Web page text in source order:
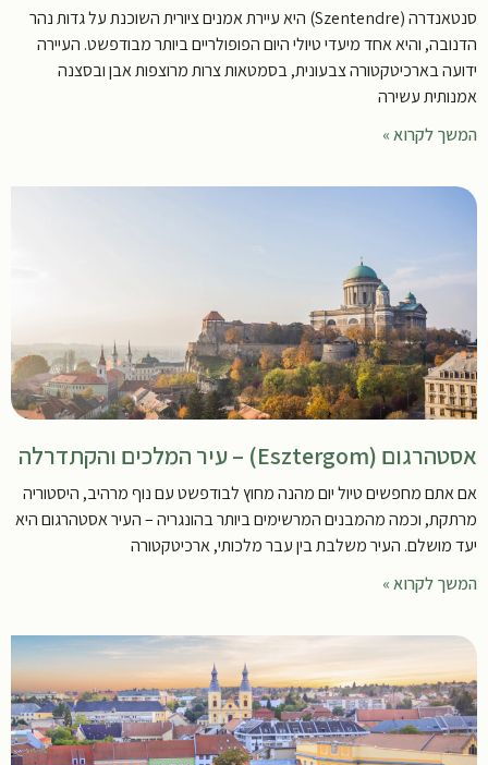
סנטאנדרה (Szentendre) היא עיירת אמנים ציורית השוכנת על גדות נהר
הדנובה, והיא אחד מיעדי טיולי היום הפופולריים ביותר מבודפשט. העיירה
ידועה בארכיטקטורה צבעונית, בסמטאות צרות מרוצפות אבן ובסצנה
אמנותית עשירה
המשך לקרוא »
אסטהרגום (Esztergom) – עיר המלכים והקתדרלה
אם אתם מחפשים טיול יום מהנה מחוץ לבודפשט עם נוף מרהיב, היסטוריה
מרתקת, וכמה מהמבנים המרשימים ביותר בהונגריה – העיר אסטהרגום היא
יעד מושלם. העיר משלבת בין עבר מלכותי, ארכיטקטורה
המשך לקרוא »